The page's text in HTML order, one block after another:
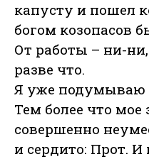
капусту и пошел
богом козопасов
От работы – ни-
разве что.
Я уже подумываю
Тем более что мое
совершенно
и сердито: Прот.